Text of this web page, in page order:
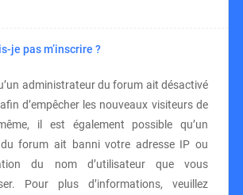
je pas m’inscrire ?
administrateur du forum ait désactivé
d’empêcher les nouveaux visiteurs de
il est également possible qu’un
forum ait banni votre adresse IP ou
du nom d’utilisateur que vous
Pour plus d’informations, veuillez